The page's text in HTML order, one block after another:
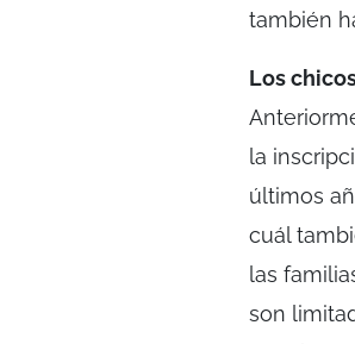
también
Los
la
últimos
cuál
las
son